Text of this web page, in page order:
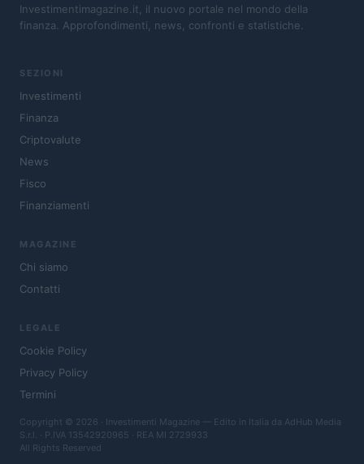
Investimentimagazine.it, il nuovo portale nel mondo della
finanza. Approfondimenti, news, confronti e statistiche.
SEZIONI
Investimenti
Finanza
Criptovalute
News
Fisco
Finanziamenti
MAGAZINE
Chi siamo
Contatti
LEGALE
Cookie Policy
Privacy Policy
Termini
Copyright © 2026 · Investimenti Magazine — Edito in Italia da AdHub Media
S.r.l. · P.IVA 13542920965 · REA MI 2729933
All Rights Reserved